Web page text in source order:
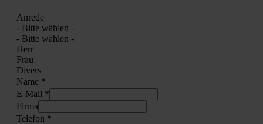
Anre­de
- Bit­te wäh­len -
- Bit­te wäh­len -
Herr
Frau
Divers
Name *
E‑Mail *
Fir­ma
Tele­fon *